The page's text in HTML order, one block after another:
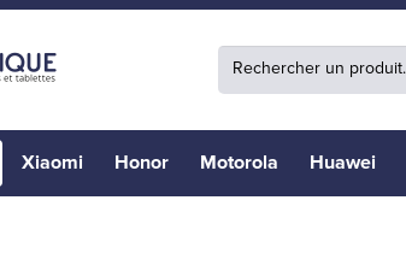
Xiaomi Honor Motorola Huawei